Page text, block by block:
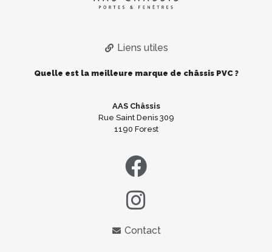
Liens utiles
Quelle est la meilleure marque de châssis PVC ?
AAS Châssis
Rue Saint Denis 309
1190 Forest
Contact